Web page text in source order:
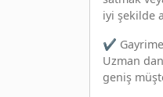
iyi şekilde
✔︎
Uzman
geniş